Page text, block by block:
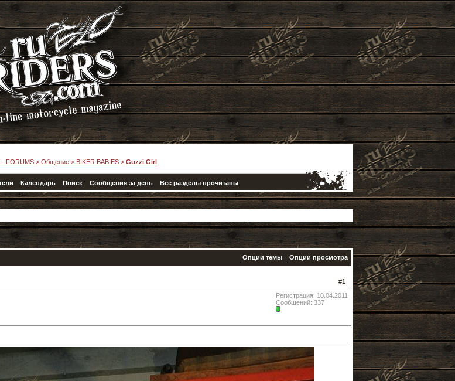
- FORUMS > Общение > BIKER BABIES> Guzzi Girl
Календарь Поиск Сообщения за день Все разделы прочитаны
Опции темы Опции просмотра
#1
Регистрация: 10.04.2011
Сообщений: 337